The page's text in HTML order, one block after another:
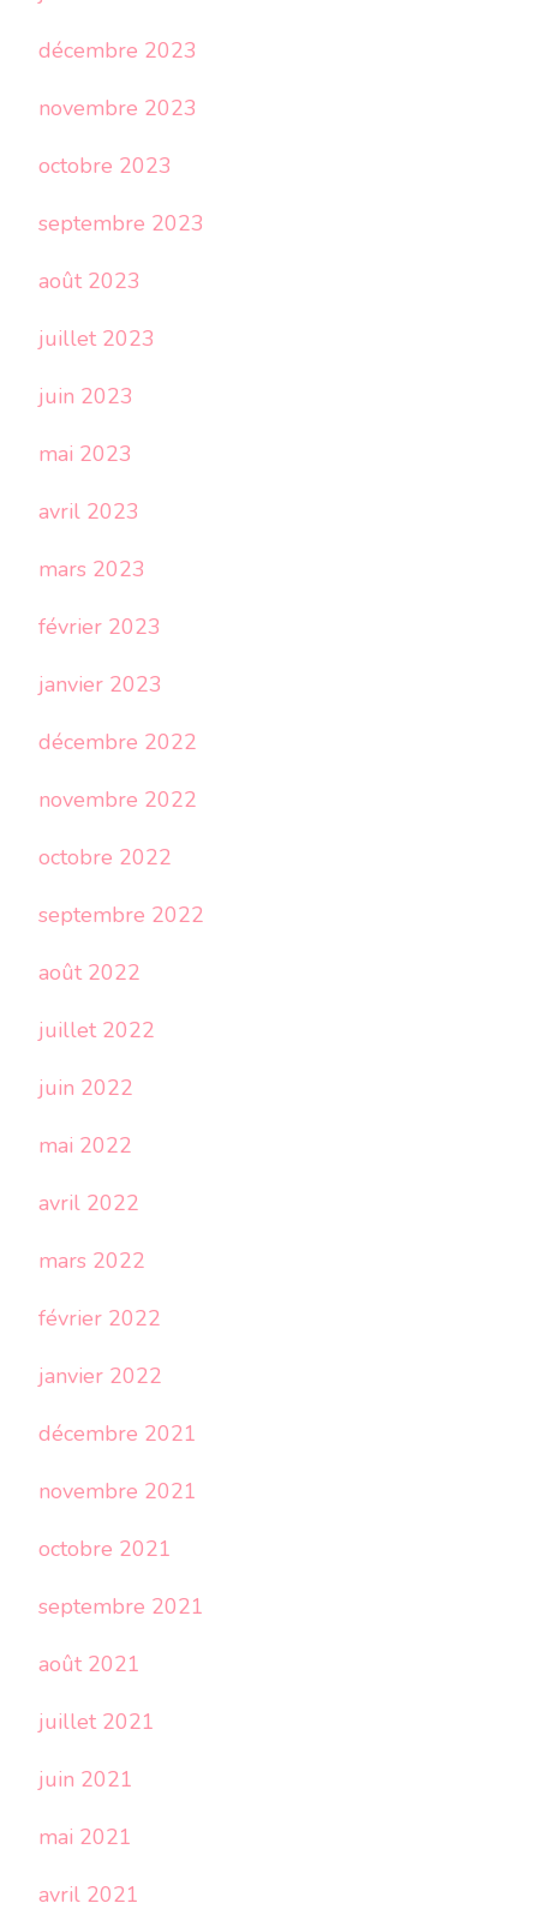
décembre 2023
novembre 2023
octobre 2023
septembre 2023
août 2023
juillet 2023
juin 2023
mai 2023
avril 2023
mars 2023
février 2023
janvier 2023
décembre 2022
novembre 2022
octobre 2022
septembre 2022
août 2022
juillet 2022
juin 2022
mai 2022
avril 2022
mars 2022
février 2022
janvier 2022
décembre 2021
novembre 2021
octobre 2021
septembre 2021
août 2021
juillet 2021
juin 2021
mai 2021
avril 2021